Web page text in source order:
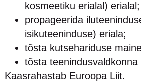
kosmeetiku erialal) erialal;
propageerida
isikuteeninduse) eriala;
tõsta kutsehariduse
tõsta teenindusvaldkonna
Kaasrahastab Euroopa Liit.